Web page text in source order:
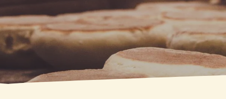
DE COMIDA Y